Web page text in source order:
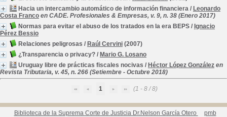
Hacia un intercambio automático de información financiera / Leonardo
Costa Franco en CADE. Profesionales & Empresas, v. 9, n. 38 (Enero 2017)
Normas para evitar el abuso de los tratados en la era BEPS / Ignacio
Pérez Bessio
Relaciones peligrosas / Raúl Cervini (2007)
¿Transparencia o privacy? / Mario G. Losano
Uruguay libre de prácticas fiscales nocivas / Héctor López González en
Revista Tributaria, v. 45, n. 266 (Setiembre - Octubre 2018)
1 (1 - 8 / 8)
Biblioteca de la Suprema Corte de Justicia Dr.Nelson García Otero pmb